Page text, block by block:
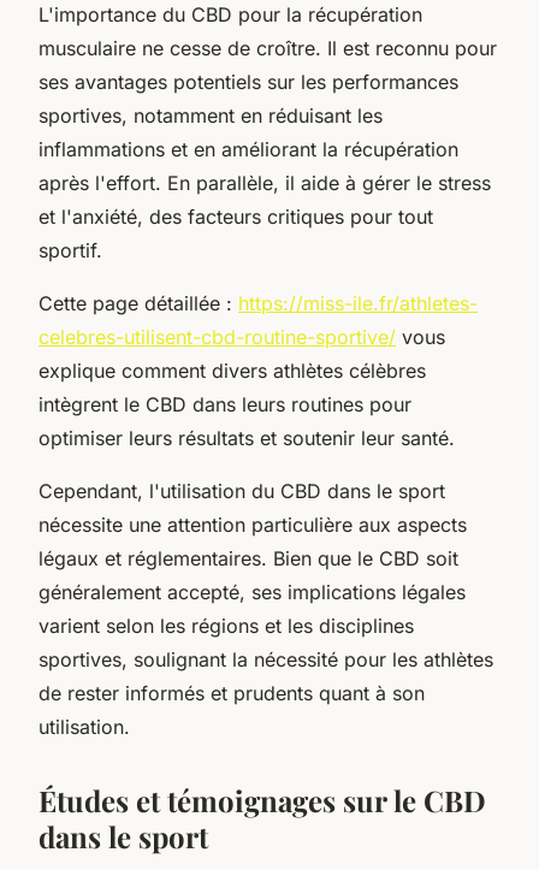
L'importance du CBD pour la récupération
musculaire ne cesse de croître. Il est reconnu pour
ses avantages potentiels sur les performances
sportives, notamment en réduisant les
inflammations et en améliorant la récupération
après l'effort. En parallèle, il aide à gérer le stress
et l'anxiété, des facteurs critiques pour tout
sportif.
Cette page détaillée : https://miss-ile.fr/athletes-
celebres-utilisent-cbd-routine-sportive/ vous
explique comment divers athlètes célèbres
intègrent le CBD dans leurs routines pour
optimiser leurs résultats et soutenir leur santé.
Cependant, l'utilisation du CBD dans le sport
nécessite une attention particulière aux aspects
légaux et réglementaires. Bien que le CBD soit
généralement accepté, ses implications légales
varient selon les régions et les disciplines
sportives, soulignant la nécessité pour les athlètes
de rester informés et prudents quant à son
utilisation.
Études et témoignages sur le CBD
dans le sport